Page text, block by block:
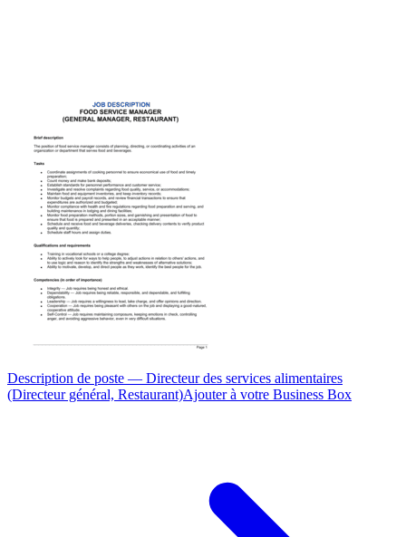
Description de poste — Directeur des services alimentaires
(Directeur général, Restaurant)Ajouter à votre Business Box